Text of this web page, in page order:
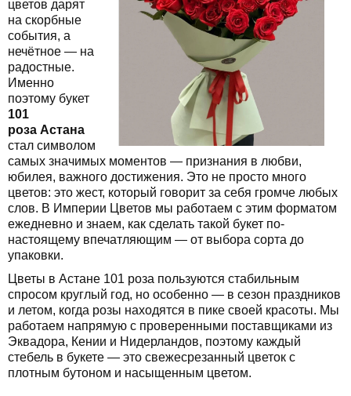
цветов дарят
на скорбные
события, а
нечётное — на
радостные.
Именно
поэтому букет
101
роза Астана
стал символом
самых значимых моментов — признания в любви,
юбилея, важного достижения. Это не просто много
цветов: это жест, который говорит за себя громче любых
слов. В Империи Цветов мы работаем с этим форматом
ежедневно и знаем, как сделать такой букет по-
настоящему впечатляющим — от выбора сорта до
упаковки.
Цветы в Астане 101 роза пользуются стабильным
спросом круглый год, но особенно — в сезон праздников
и летом, когда розы находятся в пике своей красоты. Мы
работаем напрямую с проверенными поставщиками из
Эквадора, Кении и Нидерландов, поэтому каждый
стебель в букете — это свежесрезанный цветок с
плотным бутоном и насыщенным цветом.